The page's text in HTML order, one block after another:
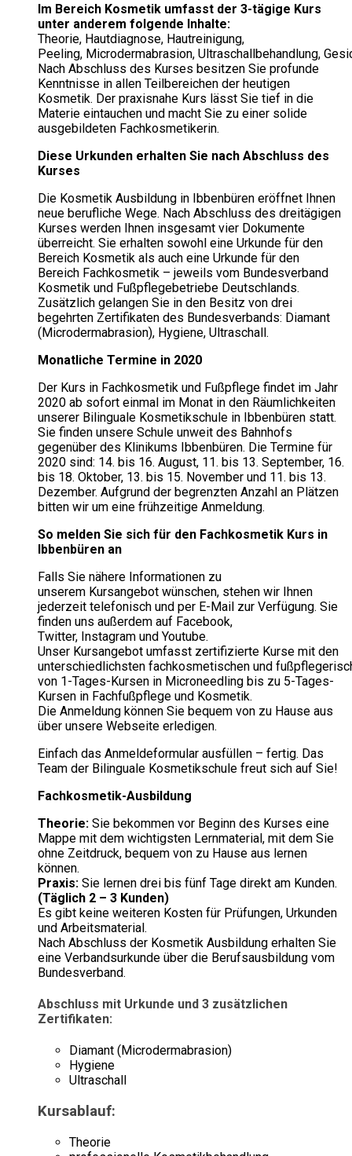
Im Bereich Kosmetik umfasst der 3-tägige Kurs
unter anderem folgende Inhalte:
Theorie, Hautdiagnose, Hautreinigung,
Peeling, Microdermabrasion, Ultraschallbehandlung,
Nach Abschluss des Kurses besitzen Sie profunde
Kenntnisse in allen Teilbereichen der heutigen
Kosmetik. Der praxisnahe Kurs lässt Sie tief in die
Materie eintauchen und macht Sie zu einer solide
ausgebildeten Fachkosmetikerin.
Diese Urkunden erhalten Sie nach Abschluss des
Kurses
Die Kosmetik Ausbildung in Ibbenbüren eröffnet Ihnen
neue berufliche Wege. Nach Abschluss des dreitägigen
Kurses werden Ihnen insgesamt vier Dokumente
überreicht. Sie erhalten sowohl eine Urkunde für den
Bereich Kosmetik als auch eine Urkunde für den
Bereich Fachkosmetik – jeweils vom Bundesverband
Kosmetik und Fußpflegebetriebe Deutschlands.
Zusätzlich gelangen Sie in den Besitz von drei
begehrten Zertifikaten des Bundesverbands: Diamant
(Microdermabrasion), Hygiene, Ultraschall.
Monatliche Termine in 2020
Der Kurs in Fachkosmetik und Fußpflege findet im Jahr
2020 ab sofort einmal im Monat in den Räumlichkeiten
unserer Bilinguale Kosmetikschule in Ibbenbüren statt.
Sie finden unsere Schule unweit des Bahnhofs
gegenüber des Klinikums Ibbenbüren. Die Termine für
2020 sind: 14. bis 16. August, 11. bis 13. September, 16.
bis 18. Oktober, 13. bis 15. November und 11. bis 13.
Dezember. Aufgrund der begrenzten Anzahl an Plätzen
bitten wir um eine frühzeitige Anmeldung.
So melden Sie sich für den Fachkosmetik Kurs in
Ibbenbüren an
Falls Sie nähere Informationen zu
unserem Kursangebot wünschen, stehen wir Ihnen
jederzeit telefonisch und per E-Mail zur Verfügung. Sie
finden uns außerdem auf Facebook,
Twitter, Instagram und Youtube.
Unser Kursangebot umfasst zertifizierte Kurse mit den
unterschiedlichsten fachkosmetischen und
von 1-Tages-Kursen in Microneedling bis zu 5-Tages-
Kursen in Fachfußpflege und Kosmetik.
Die Anmeldung können Sie bequem von zu Hause aus
über unsere Webseite erledigen.
Einfach das Anmeldeformular ausfüllen – fertig. Das
Team der Bilinguale Kosmetikschule freut sich auf Sie!
Fachkosmetik-Ausbildung
Theorie: Sie bekommen vor Beginn des Kurses eine
Mappe mit dem wichtigsten Lernmaterial, mit dem Sie
ohne Zeitdruck, bequem von zu Hause aus lernen
können.
Praxis: Sie lernen drei bis fünf Tage direkt am Kunden.
(Täglich 2 – 3 Kunden)
Es gibt keine weiteren Kosten für Prüfungen, Urkunden
und Arbeitsmaterial.
Nach Abschluss der Kosmetik Ausbildung erhalten Sie
eine Verbandsurkunde über die Berufsausbildung vom
Bundesverband.
Abschluss mit Urkunde und 3 zusätzlichen
Zertifikaten:
Diamant (Microdermabrasion)
Hygiene
Ultraschall
Kursablauf:
Theorie